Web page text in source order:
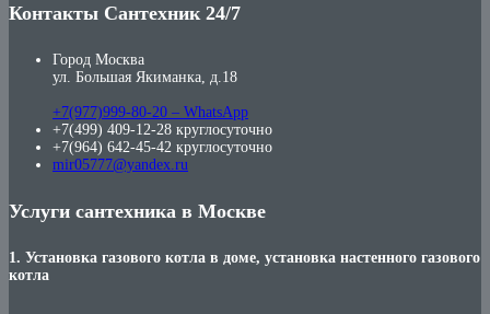
Контакты Сантехник 24/7
Город Москва
ул. Большая Якиманка, д.18
+7(977)999-80-20 – WhatsApp
+7(499) 409-12-28 круглосуточно
+7(964) 642-45-42 круглосуточно
mir05777@yandex.ru
Услуги сантехника в Москве
1. Установка газового котла в доме, установка настенного газового
котла